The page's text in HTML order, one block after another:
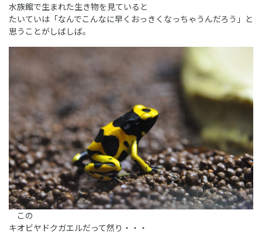
水族館で生まれた生き物を見ていると
たいていは「なんでこんなに早くおっきくなっちゃうんだろう」と
思うことがしばしば。
この
キオビヤドクガエルだって然り・・・